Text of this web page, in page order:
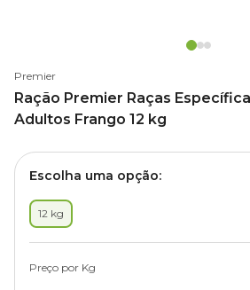
Premier
Ração Premier Raças
Adultos Frango 12 kg
Escolha uma opção:
12 kg
Preço por Kg